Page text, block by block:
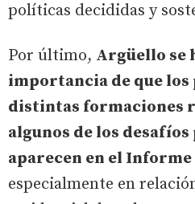
políticas decididas y
Por último, Argüello se
importancia de que los
distintas formaciones
algunos de los
aparecen en el Informe
especialmente en